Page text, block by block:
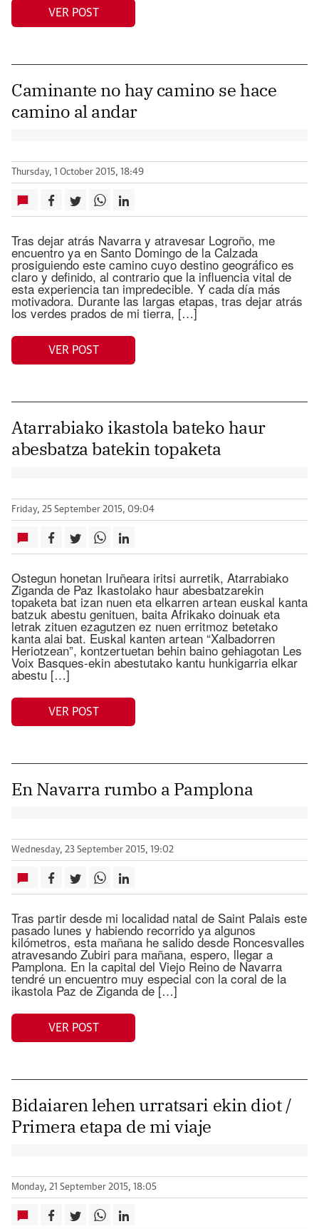
VER POST
Caminante no hay camino se hace
camino al andar
Thursday, 1 October 2015, 18:49
Tras dejar atrás Navarra y atravesar Logroño, me
encuentro ya en Santo Domingo de la Calzada
prosiguiendo este camino cuyo destino geográfico es
claro y definido, al contrario que la influencia vital de
esta experiencia tan impredecible. Y cada día más
motivadora. Durante las largas etapas, tras dejar atrás
los verdes prados de mi tierra, […]
VER POST
Atarrabiako ikastola bateko haur
abesbatza batekin topaketa
Friday, 25 September 2015, 09:04
Ostegun honetan Iruñeara iritsi aurretik, Atarrabiako
Ziganda de Paz Ikastolako haur abesbatzarekin
topaketa bat izan nuen eta elkarren artean euskal kanta
batzuk abestu genituen, baita Afrikako doinuak eta
letrak zituen ezagutzen ez nuen erritmoz betetako
kanta alai bat. Euskal kanten artean “Xalbadorren
Heriotzean”, kontzertuetan behin baino gehiagotan Les
Voix Basques-ekin abestutako kantu hunkigarria elkar
abestu […]
VER POST
En Navarra rumbo a Pamplona
Wednesday, 23 September 2015, 19:02
Tras partir desde mi localidad natal de Saint Palais este
pasado lunes y habiendo recorrido ya algunos
kilómetros, esta mañana he salido desde Roncesvalles
atravesando Zubiri para mañana, espero, llegar a
Pamplona. En la capital del Viejo Reino de Navarra
tendré un encuentro muy especial con la coral de la
ikastola Paz de Ziganda de […]
VER POST
Bidaiaren lehen urratsari ekin diot /
Primera etapa de mi viaje
Monday, 21 September 2015, 18:05